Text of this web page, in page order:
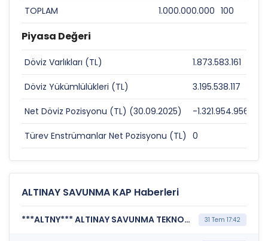
TOPLAM 1.000.000.000 100
Piyasa Değeri
Döviz Varlıkları (TL) 1.873.583.161
Döviz Yükümlülükleri (TL) 3.195.538.117
Net Döviz Pozisyonu (TL) (30.09.2025) -1.321.954.956
Türev Enstrümanlar Net Pozisyonu (TL) 0
ALTINAY SAVUNMA KAP Haberleri
***ALTNY*** ALTINAY SAVUNMA TEKNOLOJİLERİ A.Ş. (Şirket Genel Bilgi Formu) 31 Tem 17:42